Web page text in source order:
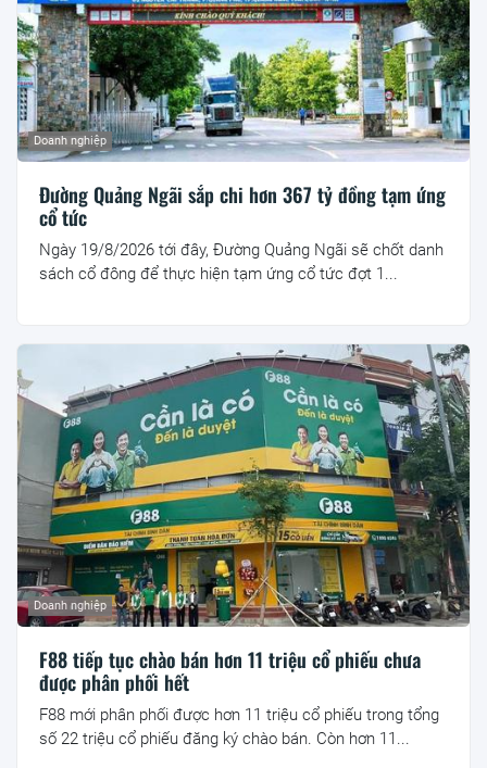
Đường Quảng Ngãi sắp chi hơn 367 tỷ đồng tạm ứng
cổ tức
Doanh nghiệp
Ngày 19/8/2026 tới đây, Đường Quảng Ngãi sẽ chốt danh
sách cổ đông để thực hiện tạm ứng cổ tức đợt 1...
F88 tiếp tục chào bán hơn 11 triệu cổ phiếu chưa
được phân phối hết
Doanh nghiệp
F88 mới phân phối được hơn 11 triệu cổ phiếu trong tổng
số 22 triệu cổ phiếu đăng ký chào bán. Còn hơn 11...